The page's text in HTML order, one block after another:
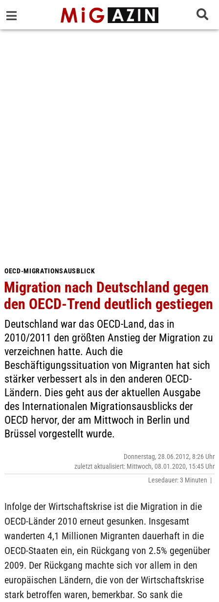
OECD-MIGRATIONSAUSBLICK
Migration nach Deutschland gegen
den OECD-Trend deutlich gestiegen
Deutschland war das OECD-Land, das in
2010/2011 den größten Anstieg der Migration zu
verzeichnen hatte. Auch die
Beschäftigungssituation von Migranten hat sich
stärker verbessert als in den anderen OECD-
Ländern. Dies geht aus der aktuellen Ausgabe
des Internationalen Migrationsausblicks der
OECD hervor, der am Mittwoch in Berlin und
Brüssel vorgestellt wurde.
Donnerstag, 28.06.2012, 8:26 Uhr
zuletzt aktualisiert: Mittwoch, 08.01.2020, 15:45 Uhr
Lesedauer: 3 Minuten |
Infolge der Wirtschaftskrise ist die Migration in die
OECD-Länder 2010 erneut gesunken. Insgesamt
wanderten 4,1 Millionen Migranten dauerhaft in die
OECD-Staaten ein, ein Rückgang von 2.5% gegenüber
2009. Der Rückgang machte sich vor allem in den
europäischen Ländern, die von der Wirtschaftskrise
stark betroffen waren, bemerkbar. So sank die